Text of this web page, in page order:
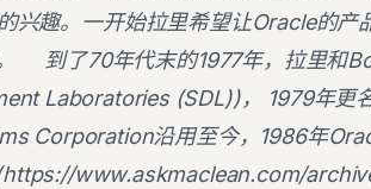
兴趣。一开始拉里希望让Oracle的
到了70年代末的1977年，拉里和
Laboratories (SDL))， 1979年更
Corporation沿用至今，1986年
(https://www.askmaclean.com/